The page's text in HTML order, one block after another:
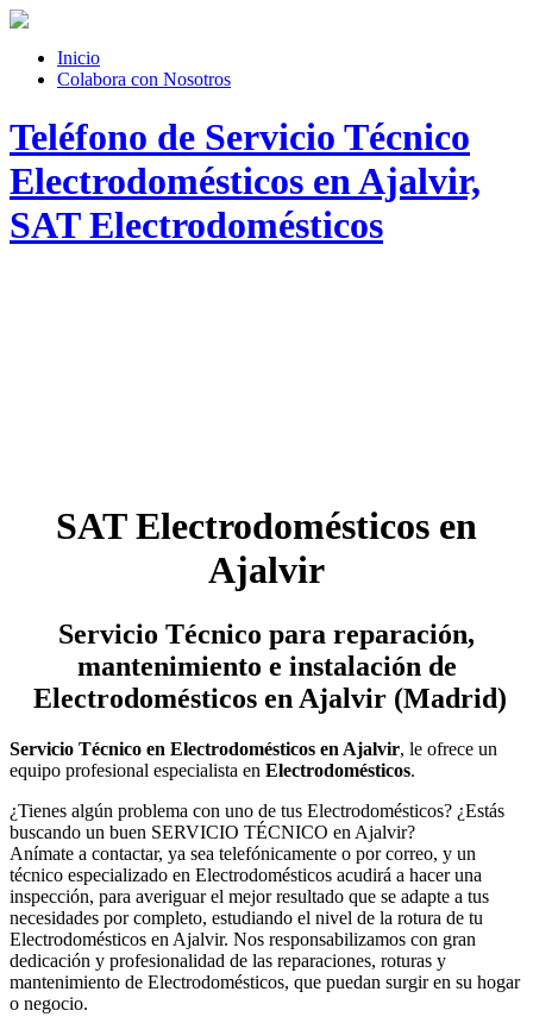
Inicio
Colabora con Nosotros
Teléfono de Servicio Técnico
Electrodomésticos en Ajalvir,
SAT Electrodomésticos
SAT Electrodomésticos en
Ajalvir
Servicio Técnico para reparación,
mantenimiento e instalación de
Electrodomésticos en Ajalvir (Madrid)
Servicio Técnico en Electrodomésticos en Ajalvir, le ofrece un
equipo profesional especialista en Electrodomésticos.
¿Tienes algún problema con uno de tus Electrodomésticos? ¿Estás
buscando un buen SERVICIO TÉCNICO en Ajalvir?
Anímate a contactar, ya sea telefónicamente o por correo, y un
técnico especializado en Electrodomésticos acudirá a hacer una
inspección, para averiguar el mejor resultado que se adapte a tus
necesidades por completo, estudiando el nivel de la rotura de tu
Electrodomésticos en Ajalvir. Nos responsabilizamos con gran
dedicación y profesionalidad de las reparaciones, roturas y
mantenimiento de Electrodomésticos, que puedan surgir en su hogar
o negocio.